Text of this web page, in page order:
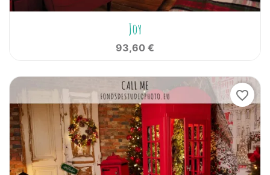
Joy
93,60 €
favorite_border